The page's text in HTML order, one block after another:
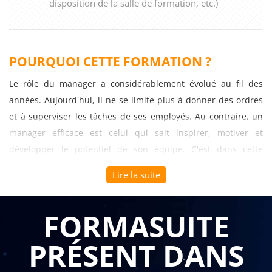
disposition de la salle de formation, etc.)
POURQUOI CETTE FORMATION ?
Le rôle du manager a considérablement évolué au fil des
années. Aujourd'hui, il ne se limite plus à donner des ordres
et à superviser les tâches de ses employés. Au contraire, un
manager efficace est celui qui sait inspirer, motiver et
développer le potentiel de son équipe. C'est dans cette
perspective qu'intervient la formation "Devenir Manager
Coach", qui offre aux managers les compétences nécessaires
pour devenir de véritables coachs pour leur équipe. Cette
formation est d'une importance capitale pour les entreprises
B to B, car elle favorise la performance, la motivation et le
développement des talents au sein de l'organisation.
Lire la suite
FORMASUITE
PRÉSENT DANS